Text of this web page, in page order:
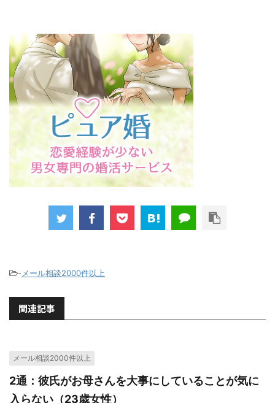
- メール相談2000件以上
関連記事
メール相談2000件以上
2通：彼氏がお母さんを大事にしていることが気に
入らない（23歳女性）